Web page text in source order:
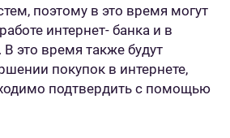
поэтому в это время могут
интернет- банка и в
это время также будут
покупок в интернете,
подтвердить с помощью